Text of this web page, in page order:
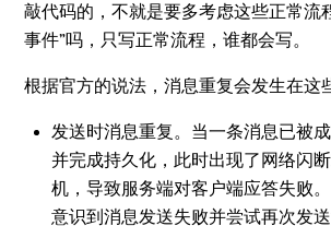
敲代码的，不就是要多考虑这些正常流
事件”吗，只写正常流程，谁都会写。
根据官方的说法，消息重复会发生在这
发送时消息重复。当一条消息已被
并完成持久化，此时出现了网络闪
机，导致服务端对客户端应答失败
意识到消息发送失败并尝试再次发